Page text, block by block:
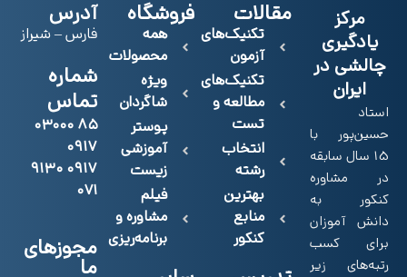
مرکز
یادگیری
چالشی در
ایران
استاد
حسین‌پور با
15 سال سابقه
در مشاوره
کنکور به
دانش آموزان
برای کسب
رتبه‌های زیر
مقالات
تکنیک‌های
آزمون
تکنیک‌های
مطالعه و
تست
انتخاب
رشته
بهترین
منابع
کنکور
فروشگاه
همه
محصولات
ویژه
شاگردان
پوستر
آموزشی
زیست
فیلم
مشاوره و
برنامه‌ریزی
آدرس
فارس – شیراز
شماره
تماس
۸۵ ۰۳۰۰۰
۰۹۱۷
۰۹۱۷ ۹۱۳۰
۰۷۱
مجوزهای
ما